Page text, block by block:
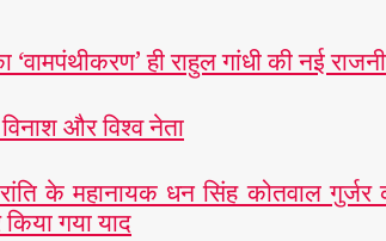
ही राहुल गांधी की नई
और विश्व नेता
के महानायक धन सिंह कोतवाल गुर्जर
गया याद